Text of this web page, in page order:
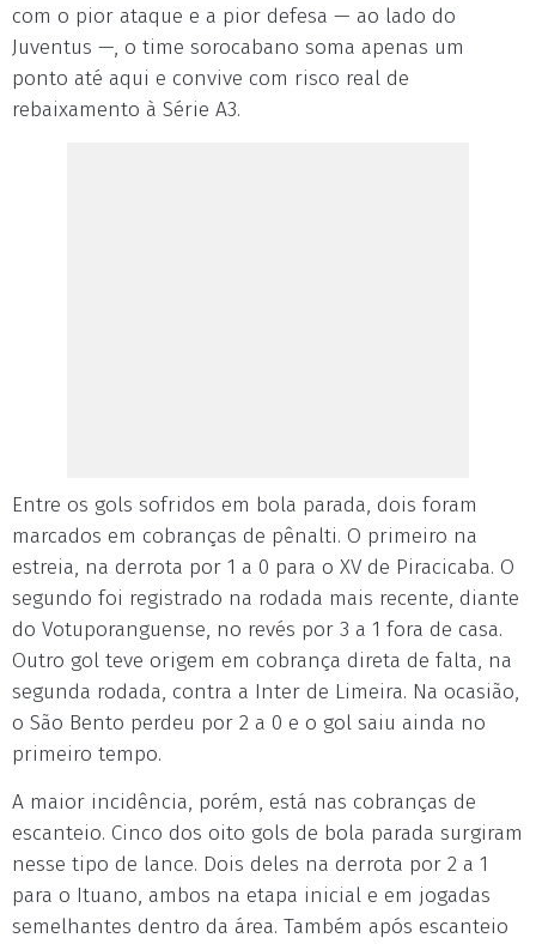
com o pior ataque e a pior defesa — ao lado do
Juventus —, o time sorocabano soma apenas um
ponto até aqui e convive com risco real de
rebaixamento à Série A3.
Entre os gols sofridos em bola parada, dois foram
marcados em cobranças de pênalti. O primeiro na
estreia, na derrota por 1 a 0 para o XV de Piracicaba. O
segundo foi registrado na rodada mais recente, diante
do Votuporanguense, no revés por 3 a 1 fora de casa.
Outro gol teve origem em cobrança direta de falta, na
segunda rodada, contra a Inter de Limeira. Na ocasião,
o São Bento perdeu por 2 a 0 e o gol saiu ainda no
primeiro tempo.
A maior incidência, porém, está nas cobranças de
escanteio. Cinco dos oito gols de bola parada surgiram
nesse tipo de lance. Dois deles na derrota por 2 a 1
para o Ituano, ambos na etapa inicial e em jogadas
semelhantes dentro da área. Também após escanteio